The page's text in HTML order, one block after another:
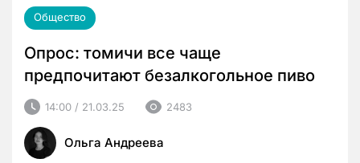
Общество
Опрос: томичи все чаще
предпочитают безалкогольное пиво
14:00 / 21.03.25 2483
Ольга Андреева